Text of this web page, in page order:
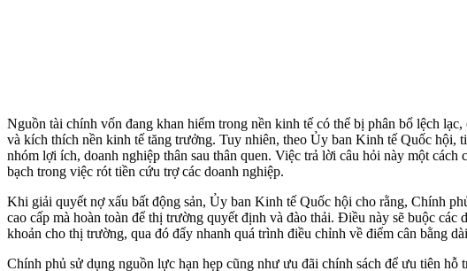
Nguồn tài chính vốn đang khan hiếm trong nền kinh tế có thể bị phân bổ lệch
và kíc‌h thí‌ch nền kinh tế tăng trưởng. Tuy nhiên, theo Ủy ban Kinh tế Quốc hội,
nhóm lợi ích, doanh nghiệp thân sau thân quen. Việc trả lời câu hỏi này một
bạch trong việc rót tiền cứu trợ các doanh nghiệp.
Khi giải quyết nợ xấu bất động sản, Ủy ban Kinh tế Quốc hội cho rằng, Chính
cao cấp mà hoàn toàn để thị trường quyết định và đào thải. Điều này sẽ buộc
khoản cho thị trường, qua đó đẩy nhanh quá trình điều chỉnh về điểm cân bằng
Chính phủ sử dụng nguồn lực hạn hẹp cũng như ưu đãi chính sách để ưu tiên